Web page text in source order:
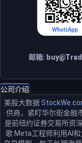
邮箱:
公司介绍
美股大数据
供商，紧盯华尔街金融
是前纽约证券交易所资
歌 Meta工程师利用AI